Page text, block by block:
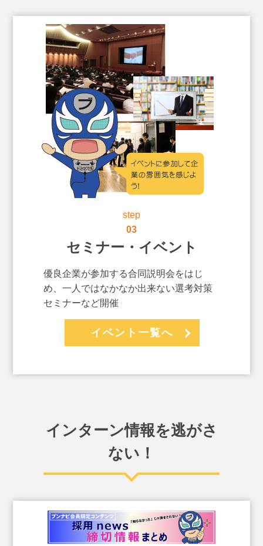
step
03
セミナー・イベント
優良企業が参加する合同説明会をはじ
め、一人ではなかなか出来ない選考対策
セミナーなど開催
イベント一覧へ
インターン情報を逃がさ
ない！